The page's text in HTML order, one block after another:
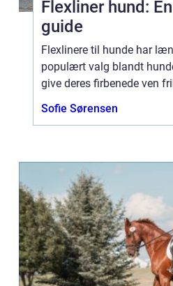
Flexliner hund:
guide
Flexlinere til hunde har
populært valg blandt
give deres firbenede ven
Sofie Sørensen